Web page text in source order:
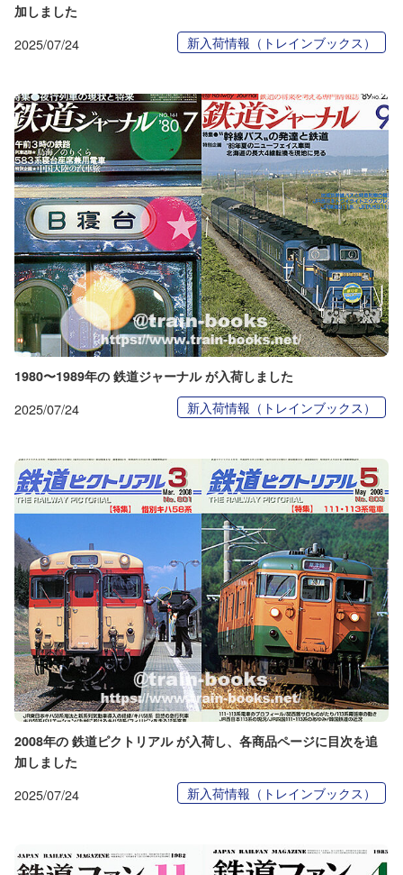
加しました
2025/07/24 新入荷情報（トレインブックス）
1980〜1989年の 鉄道ジャーナル が入荷しました
2025/07/24 新入荷情報（トレインブックス）
2008年の 鉄道ピクトリアル が入荷し、各商品ページに目次を追
加しました
2025/07/24 新入荷情報（トレインブックス）